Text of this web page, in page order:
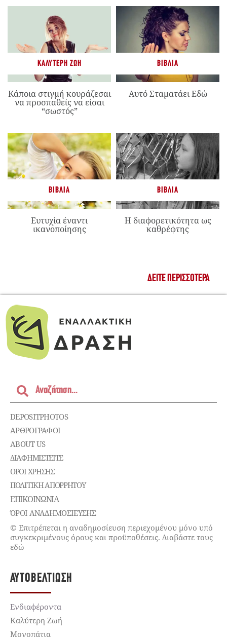
ΚΑΛΎΤΕΡΗ ΖΩΉ
Κάποια στιγμή κουράζεσαι
να προσπαθείς να είσαι
“σωστός”
ΒΙΒΛΊΑ
Αυτό Σταματάει Εδώ
ΒΙΒΛΊΑ
Ευτυχία έναντι
ικανοποίησης
ΒΙΒΛΊΑ
Η διαφορετικότητα ως
καθρέφτης
ΔΕΊΤΕ ΠΕΡΙΣΣΌΤΕΡΑ
DEPOSITPHOTOS
ΑΡΘΡΟΓΡΑΦΟΙ
ABOUT US
ΔΙΑΦΗΜΙΣΤΕΊΤΕ
ΌΡΟΙ ΧΡΉΣΗΣ
ΠΟΛΙΤΙΚΉ ΑΠΟΡΡΉΤΟΥ
ΕΠΙΚΟΙΝΩΝΊΑ
ΌΡΟΙ ΑΝΑΔΗΜΟΣΙΕΥΣΗΣ
© Επιτρέπεται η αναδημοσίευση περιεχομένου μόνο υπό
συγκεκριμένους όρους και προϋποθέσεις. Διαβάστε τους
εδώ
ΑΥΤΟΒΕΛΤΊΩΣΗ
Ενδιαφέροντα
Καλύτερη Ζωή
Μονοπάτια